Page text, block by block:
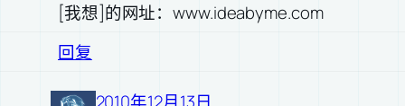
[我想]的网址：www.ideabyme.com
回复
2010年12月13日